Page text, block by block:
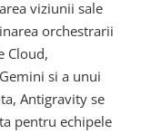
viziunii sale
orchestrarii
Cloud,
si a unui
Antigravity se
pentru echipele